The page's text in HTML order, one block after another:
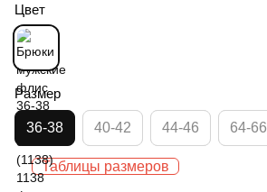
Цвет
Размер
36-38 40-42 44-46 64-66
Таблицы размеров